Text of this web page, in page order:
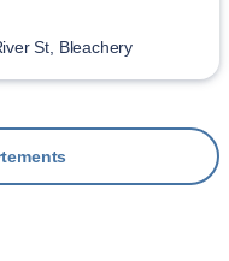
St, Bleachery